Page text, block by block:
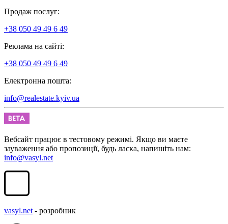
Продаж послуг:
+38 050 49 49 6 49
Реклама на сайті:
+38 050 49 49 6 49
Електронна пошта:
info@realestate.kyiv.ua
Вебсайт працює в тестовому режимі. Якщо ви маєте
зауваження або пропозиції, будь ласка, напишіть нам:
info@vasyl.net
vasyl.net - розробник